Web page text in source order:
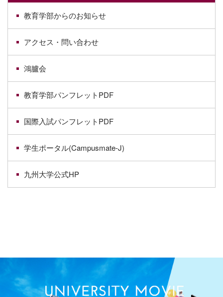
教育学部からのお知らせ
アクセス・問い合わせ
鴻臚会
教育学部パンフレットPDF
国際入試パンフレットPDF
学生ポータル(Campusmate-J)
九州大学公式HP